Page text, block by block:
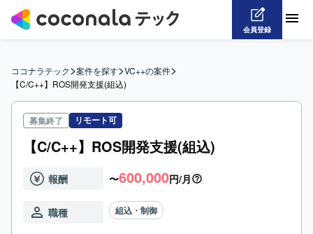
会員登録
ココナラテック>案件を探す>VC++の案件>
【C/C++】ROS開発支援(組込)
募集終了 リモート可
【C/C++】ROS開発支援(組込)
報酬 〜600,000円/月
職種 組込・制御